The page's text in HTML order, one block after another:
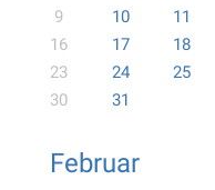
9
10 11
16
17 18
23
24 25
30
31
Februar